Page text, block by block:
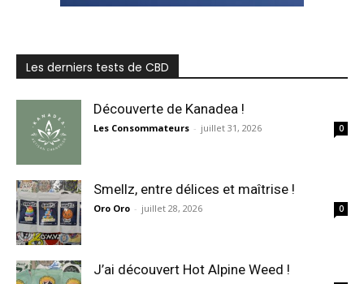
Les derniers tests de CBD
Découverte de Kanadea !
Les Consommateurs - juillet 31, 2026 0
Smellz, entre délices et maîtrise !
Oro Oro - juillet 28, 2026 0
J’ai découvert Hot Alpine Weed !